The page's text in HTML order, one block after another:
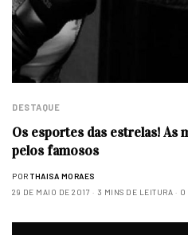
DESTAQUE
Os esportes das estrelas! As
pelos famosos
POR THAISA MORAES
29 DE MAIO DE 2017
3 MINS DE LEITURA 0